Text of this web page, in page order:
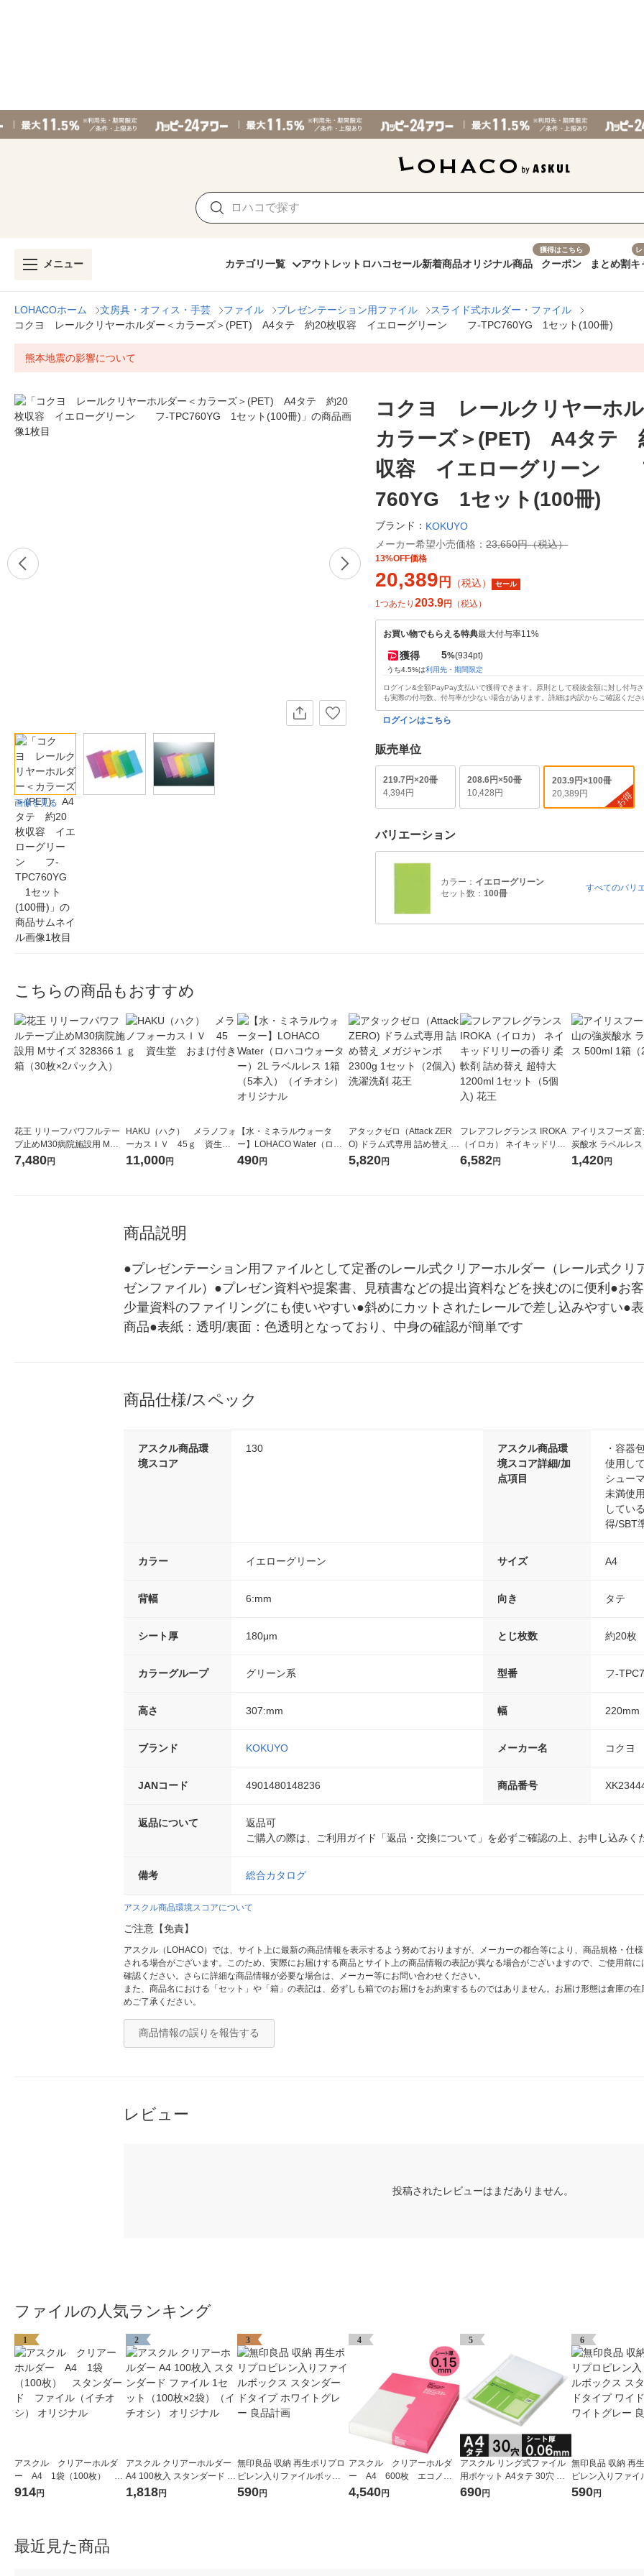
メニュー カテゴリ一覧 アウトレット ロハコセール新着商品オリジナル商品
獲得はこちら
クーポン まとめ割キ
LOHACOホーム 文房具・オフィス・手芸 ファイル プレゼンテーション用ファイル
スライド式ホルダー・ファイル
コクヨ レールクリヤーホルダー＜カラーズ＞(PET) A4タテ 約20枚収容 イエローグリーン フ-TPC760YG 1セット(100冊)
熊本地震の影響について
画像を見る
コクヨ レールクリヤーホル
カラーズ＞(PET) A4タテ
収容 イエローグリーン
760YG 1セット(100冊)
ブランド： KOKUYO
メーカー希望小売価格： 23,650円（税込）
13%OFF価格
20,389 円 （税込） セール
1つあたり 203.9円 （税込）
お買い物でもらえる特典最大付与率11%
獲得 5%(934pt)
うち4.5%は利用先・期間限定
ログイン&全額PayPay支払いで獲得できます。原則として税抜金額に対し付与
も実際の付与数、付与率が少ない場合があります。詳細は内訳からご確認くださ
ログインはこちら
販売単位
219.7円×20冊
4,394円
208.6円×50冊
10,428円
203.9円×100冊
20,389円
お得
バリエーション
カラー： イエローグリーン
セット数： 100冊
すべてのバリ
こちらの商品もおすすめ
花王 リリーフパワフルテー
プ止めM30病院施設用 Mサ
イズ 328366 1箱（30枚×2パ
7,480円
HAKU（ハク） メラノフォ
ーカスＩＶ 45ｇ 資生
堂 おまけ付き
11,000円
【水・ミネラルウォータ
ー】LOHACO Water（ロハ
コウォーター）2L ラベルレ
490円
アタックゼロ（Attack ZER
O) ドラム式専用 詰め替え メ
ガジャンボ 2300g 1セット
5,820円
フレアフレグランス IROKA
（イロカ） ネイキッドリリ
ーの香り 柔軟剤 詰め替え 超
6,582円
アイリスフーズ
炭酸水 ラベルレ
箱（24本入）
1,420円
商品説明
●プレゼンテーション用ファイルとして定番のレール式クリアーホルダー（レール式クリ
ゼンファイル）●プレゼン資料や提案書、見積書などの提出資料などを挟むのに便利●お
少量資料のファイリングにも使いやすい●斜めにカットされたレールで差し込みやすい●
商品●表紙：透明/裏面：色透明となっており、中身の確認が簡単です
商品仕様/スペック
アスクル商品環
境スコア
130
アスクル商品環
境スコア詳細/加
点項目
・容器
使用し
シュー
未満使
してい
得/SBT
カラー イエローグリーン サイズ A4
背幅 6:mm 向き タテ
シート厚 180μm とじ枚数 約20枚
カラーグループ グリーン系 型番 フ-
高さ 307:mm 幅 220mm
ブランド KOKUYO メーカー名 コクヨ
JANコード 4901480148236 商品番号
返品について
返品可
ご購入の際は、ご利用ガイド「返品・交換について」を必ずご確認の上、お申し込みく
備考 総合カタログ
アスクル商品環境スコアについて
ご注意【免責】
アスクル（LOHACO）では、サイト上に最新の商品情報を表示するよう努めておりますが、メーカーの都合等により、商品規格・仕
される場合がございます。このため、実際にお届けする商品とサイト上の商品情報の表記が異なる場合がございますので、ご使用前
確認ください。さらに詳細な商品情報が必要な場合は、メーカー等にお問い合わせください。
また、商品名における「セット」や「箱」の表記は、必ずしも箱でのお届けをお約束するものではありません。お届け形態は倉庫の
めご了承ください。
商品情報の誤りを報告する
レビュー
投稿されたレビューはまだありません。
ファイルの人気ランキング
1
アスクル クリアーホルダ
ー A4 1袋（100枚） ス
タンダード ファイル（イ
914円
2
アスクル クリアーホルダー
A4 100枚入 スタンダード フ
ァイル 1セット（100枚×2
1,818円
3
無印良品 収納 再生ポリプロ
ピレン入りファイルボック
ス スタンダードタイプ ホワ
590円
4
アスクル クリアーホルダ
ー A4 600枚 エコノミ
ースリム ファイル オリジ
4,540円
5
アスクル リング式ファイル
用ポケット A4タテ 30穴 厚
さ0.06mm 1袋（100枚） オ
690円
6
無印良品 収納 再
ピレン入りファイ
ス スタンダードタ
590円
最近見た商品